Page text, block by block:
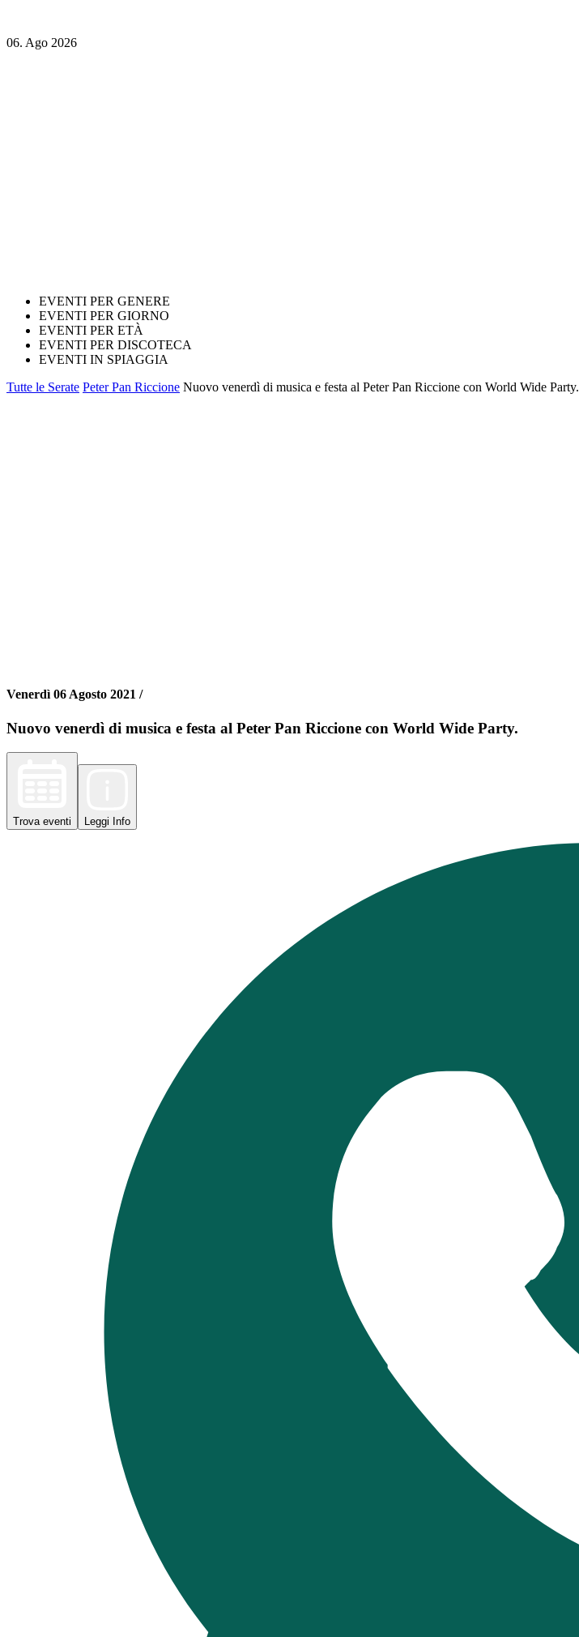
06. Ago 2026
EVENTI PER GENERE
EVENTI PER GIORNO
EVENTI PER ETÀ
EVENTI PER DISCOTECA
EVENTI IN SPIAGGIA
Tutte le Serate Peter Pan Riccione Nuovo venerdì di musica e festa al Peter Pan Riccione con World Wide Party.
Venerdì 06 Agosto 2021 /
Nuovo venerdì di musica e festa al Peter Pan Riccione con World Wide Party.
Trova eventi Leggi Info